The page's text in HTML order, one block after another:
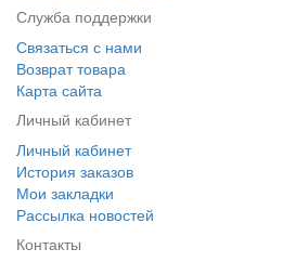
Служба поддержки
Связаться с нами
Возврат товара
Карта сайта
Личный кабинет
Личный кабинет
История заказов
Мои закладки
Рассылка новостей
Контакты